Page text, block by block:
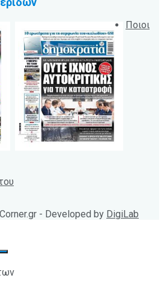
Ποιοι
- Developed by DigiLab